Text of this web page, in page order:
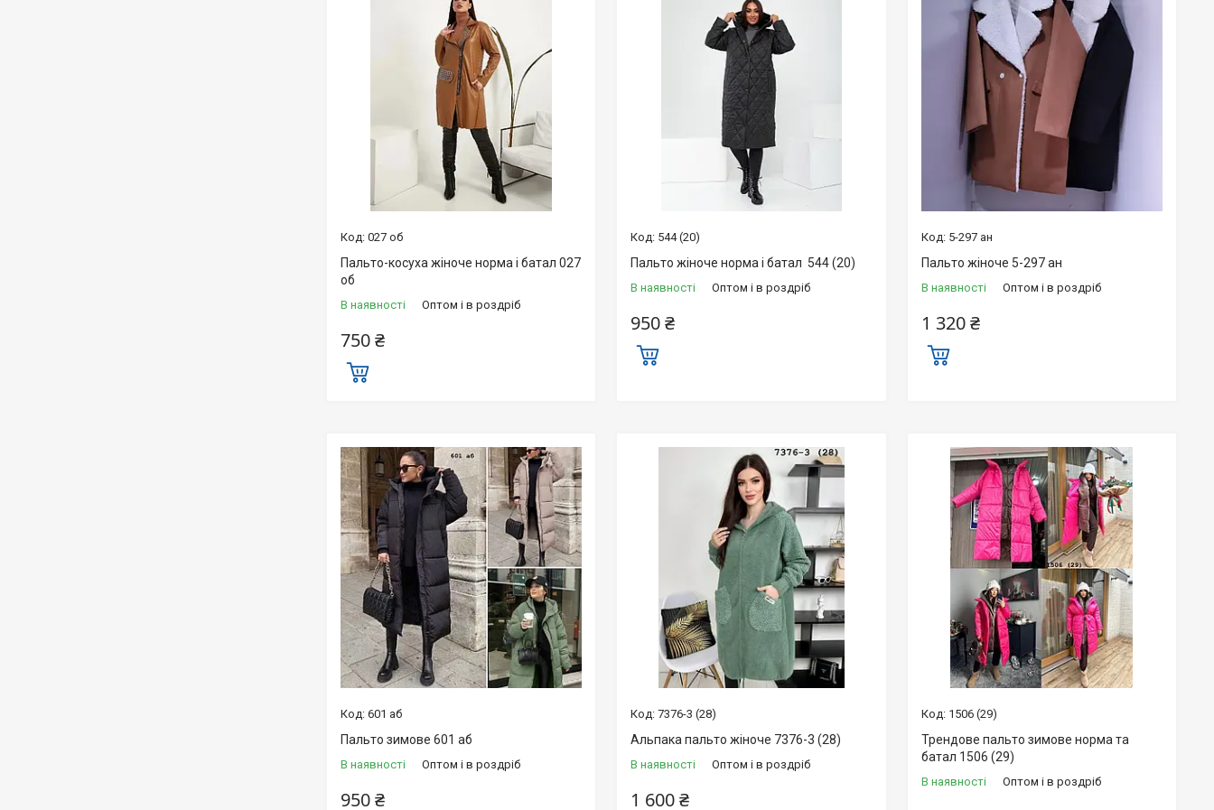
027 об
Пальто-косуха жіноче норма і батал 027
об
В наявності Оптом і в роздріб
750 ₴
544 (20)
Пальто жіноче норма і батал 544 (20)
В наявності Оптом і в роздріб
950 ₴
5-297 ан
Пальто жіноче 5-297 ан
В наявності Оптом і в роздріб
1 320 ₴
601 аб
Пальто зимове 601 аб
В наявності Оптом і в роздріб
950 ₴
7376-3 (28)
Альпака пальто жіноче 7376-3 (28)
В наявності Оптом і в роздріб
1 600 ₴
1506 (29)
Трендове пальто зимове норма та
батал 1506 (29)
В наявності Оптом і в роздріб